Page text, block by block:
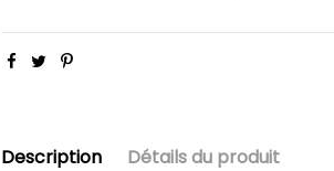
Description Détails du produit